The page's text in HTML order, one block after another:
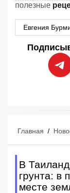
полезные
Евгения
Главная /
В
грунта: в
месте